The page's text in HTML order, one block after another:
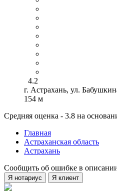
4.2
г. Астрахань, ул.
154 м
Средняя оценка - 3.8 на
Главная
Астраханская область
Астрахань
Сообщить об ошибке в
Я нотариус Я клиент